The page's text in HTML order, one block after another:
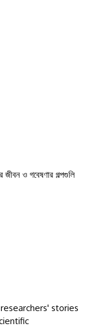
জীবন ও গবেষণার গল্পগুলি
stories